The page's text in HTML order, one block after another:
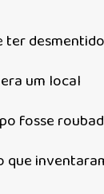
ter
um local
fosse
que